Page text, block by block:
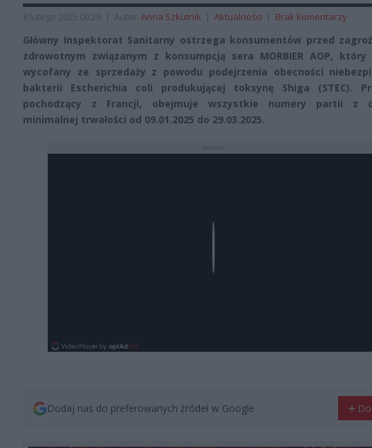
8 lutego 2025 00:28 | Autor: Anna Szkutnik | Aktualności | Brak komentarzy
Główny Inspektorat Sanitarny ostrzega konsumentów przed
zdrowotnym związanym z konsumpcją sera MORBIER AOP, który
wycofany ze sprzedaży z powodu podejrzenia obecności
bakterii Escherichia coli produkującej toksynę Shiga (STEC).
pochodzący z Francji, obejmuje wszystkie numery partii z
minimalnej trwałości od 09.01.2025 do 29.03.2025.
Dodaj nas do preferowanych źródeł w Google